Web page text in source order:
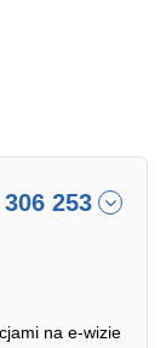
253
na e-wizie